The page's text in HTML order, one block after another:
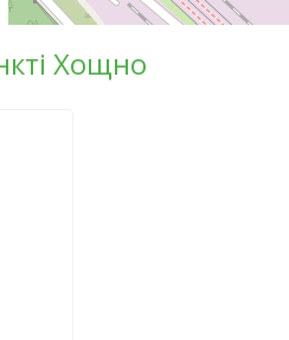
Хощно